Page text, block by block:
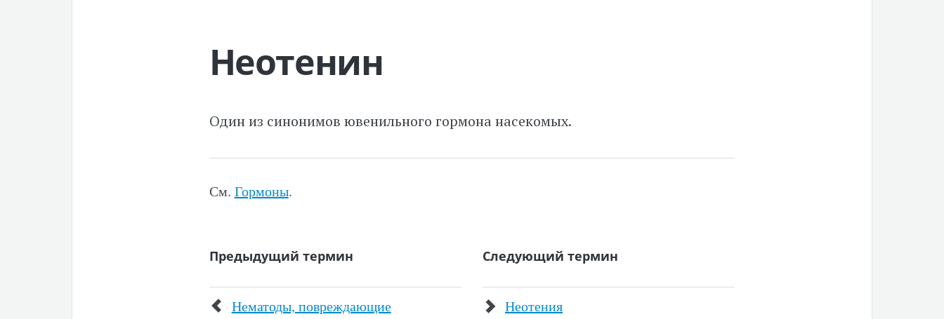
Неотенин
Один из синонимов ювенильного гормона насекомых.
См. Гормоны.
Предыдущий термин
Нематоды, повреждающие
Следующий термин
Неотения